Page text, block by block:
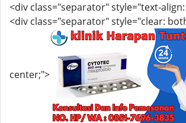
<div class="separator" style="text-
<div class="separator" style="clear:
center;">